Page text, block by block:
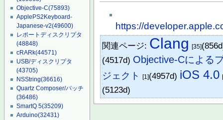
Objective-C(75893)
ApplePS2Keyboard-
Japanese-v2(49600)
レポートディスクリプタ
(48848)
cRARk(44571)
USB/ディスクリプタ
(43705)
NSString(36616)
Quartz Composer/パッチ
(36486)
SmartQ 5(35209)
Arduino(32431)
https://
関連ページ: Clang [35]
(4517d) Objective-Cによる
ジェクト [1](4957d) iOS 4.0
(5123d)